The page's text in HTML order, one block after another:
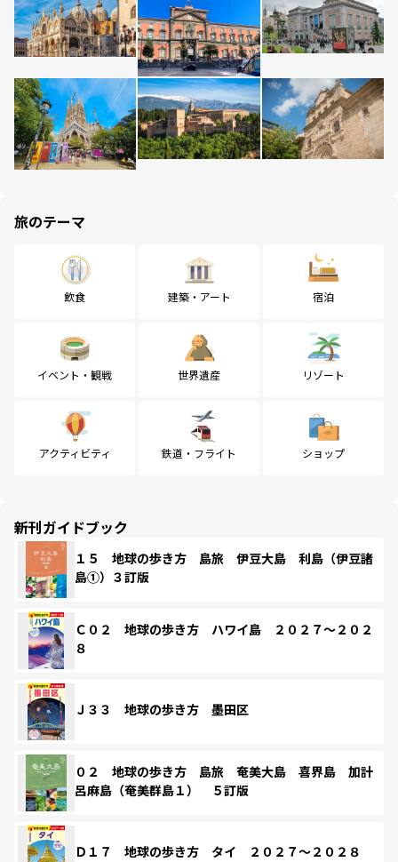
旅のテーマ
飲食 建築・アート 宿泊
イベント・観戦 世界遺産 リゾート
アクティビティ 鉄道・フライト ショップ
新刊ガイドブック
１５ 地球の歩き方 島旅 伊豆大島 利島（伊豆諸
島①）３訂版
Ｃ０２ 地球の歩き方 ハワイ島 ２０２７～２０２
８
Ｊ３３ 地球の歩き方 墨田区
０２ 地球の歩き方 島旅 奄美大島 喜界島 加計
呂麻島（奄美群島１） ５訂版
Ｄ１７ 地球の歩き方 タイ ２０２７～２０２８